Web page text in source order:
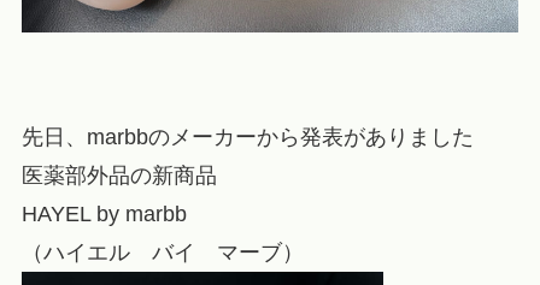
先日、marbbのメーカーから発表がありました
医薬部外品の新商品
HAYEL by marbb
（ハイエル バイ マーブ）